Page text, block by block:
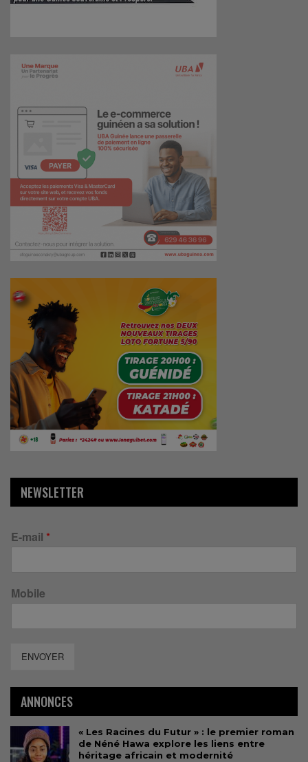
NEWSLETTER
E-mail *
Mobile
ENVOYER
ANNONCES
« Les Racines du Futur » : le premier roman
de Néné Hawa explore les liens entre
héritage africain et modernité